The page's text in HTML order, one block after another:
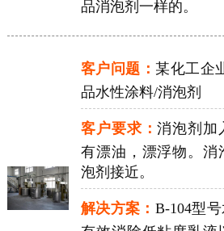
品消泡剂一样的。
客户问题：某化工企
品水性涂料/消泡剂
客户要求：消泡剂加
有漂油，漂浮物。消
泡剂接近。
解决方案： B-104型